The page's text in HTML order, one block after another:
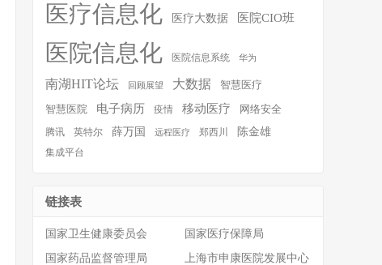
医疗信息化 医疗大数据 医院CIO班
医院信息化 医院信息系统 华为
南湖HIT论坛 回顾展望 大数据 智慧医疗
智慧医院 电子病历 疫情 移动医疗
网络安全
腾讯
英特尔 薛万国 远程医疗 郑西川 陈金雄
集成平台
链接表
国家卫生健康委员会
国家医疗保障局
国家药品监督管理局
上海市申康医院发展中心